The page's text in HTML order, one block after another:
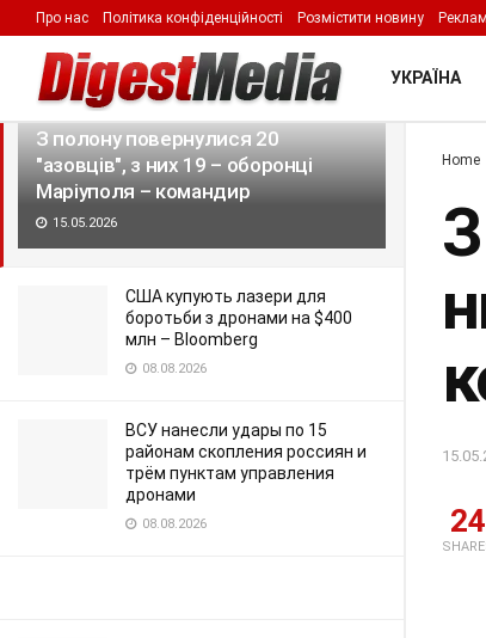
LATEST TRENDING Filter
З полону повернулися 20
"азовців", з них 19 – оборонці
Маріуполя – командир
15.05.2026
США купують лазери для
боротьби з дронами на $400
млн – Bloomberg
08.08.2026
ВСУ нанесли удары по 15
районам скопления россиян и
трём пунктам управления
дронами
08.08.2026
Про нас Політика конфіденційності Розмістити новину
УКРАЇНА
Home
24